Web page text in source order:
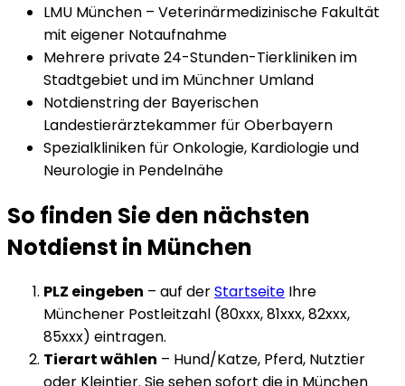
LMU München – Veterinärmedizinische Fakultät
mit eigener Notaufnahme
Mehrere private 24-Stunden-Tierkliniken im
Stadtgebiet und im Münchner Umland
Notdienstring der Bayerischen
Landestierärztekammer für Oberbayern
Spezialkliniken für Onkologie, Kardiologie und
Neurologie in Pendelnähe
So finden Sie den nächsten
Notdienst in München
PLZ eingeben – auf derStartseite Ihre
Münchener Postleitzahl (80xxx, 81xxx, 82xxx,
85xxx) eintragen.
Tierart wählen – Hund/Katze, Pferd, Nutztier